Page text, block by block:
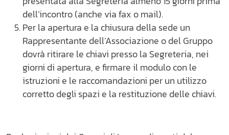
dell’incontro (anche via fax o mail).
Per la apertura e la chiusura della sede un
Rappresentante dell’Associazione o del Gruppo
dovrà ritirare le chiavi presso la Segreteria, nei
giorni di apertura, e firmare il modulo con le
istruzioni e le raccomandazioni per un utilizzo
corretto degli spazi e la restituzione delle chiavi.